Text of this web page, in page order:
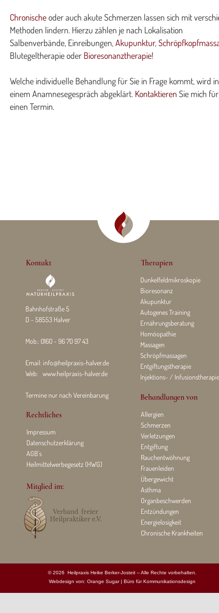
Chronischeoder auch akute Schmerzen lassen sich mit
Methoden lindern. Hierzu zählen je nach Lokalisation
Salbenverbände, Einreibungen, Akupunktur,
Blutegeltherapie oder Bioresonanztherapie!
Welche individuelle Behandlung für Sie in Frage kommt, wird in
einem Anamnesegespräch abgeklärt. Kontaktieren Sie mich für
einen Termin.
Kontakt
Bahnhofstraße 5
D - 58553 Halver
Mob.: 0160 - 96 70 97 43
Email: info@heilpraxis-halver.de
Web: www.heilpraxis-halver.de
Termine nur nach Vereinbarung
Therapien
Dunkelfeldmikroskopie
Bioresonanz
Akupunktur
Autogenes Training
Ernährungsberatung
Homöopathie
Massagen
Schröpfmassagen
Entgiftungstherapie
Injektions- / Infusionstherapie
Behandlungen von
Allergien
Schmerzen
Verletzungen
Entgiftung
Rauchentwöhnung
Frauenleiden
Übergewicht
Asthma
Organbeschwerden
Entzündungen
Energielosigkeit
Chronische Krankheiten
Rechtliches
Impressum
Datenschutzerklärung
AGB's
Heilmittelwerbegesetz (HWG)
Mitglied im:
Verband freier
Heilpraktiker e.V.
© 2026 Heilpraxis Heike Berker-Josteit – Alle Rechte vorbehalten.
Webdesign von: Orange Sugar | Büro für Kommunikationsdesign